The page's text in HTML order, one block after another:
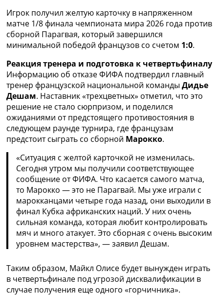
Рейтинги
Правила
Коллективный прогноз
Турниры
Украина. Премьер-Лига
Украина. Первая Лига
Лига Чемпионов
Англия. Премьер Лига
Испания. Ла Лига
Другие Турниры >>>
Таблицы
Таблицы групп Чемпионата Мира
Украина. Премьер-Лига
Украина. Первая Лига
Лига Чемпионов. Таблицы групп
Англия. Премьер-Лига
Испания. Ла Лига
Все таблицы >>>
Рейтинги
Рейтинг стран УЕФА
Рейтинг клубов УЕФА
Рейтинг ФИФА
ТВ программа
Игрок получил желтую карточку в напряженном
матче 1/8 финала чемпионата мира 2026 года против
сборной Парагвая, который завершился
минимальной победой французов со счетом 1:0.
Реакция тренера и подготовка к четвертьфиналу
Информацию об отказе ФИФА подтвердил главный
тренер французской национальной команды Дидье
Дешам. Наставник «трехцветных» отметил, что это
решение не стало сюрпризом, и поделился
ожиданиями от предстоящего противостояния в
следующем раунде турнира, где французам
предстоит сыграть со сборной Марокко.
«Ситуация с желтой карточкой не изменилась.
Сегодня утром мы получили соответствующее
сообщение от ФИФА. Что касается самого матча,
то Марокко — это не Парагвай. Мы уже играли с
марокканцами четыре года назад, они выходили в
финал Кубка африканских наций. У них очень
сильная команда, которая любит контролировать
мяч и много атакует. Это сборная с очень высоким
уровнем мастерства», — заявил Дешам.
Таким образом, Майкл Олисе будет вынужден играть
в четвертьфинале под угрозой дисквалификации в
случае получения еще одного «горчичника».